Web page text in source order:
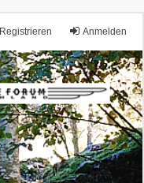
Anmelden
Registrieren